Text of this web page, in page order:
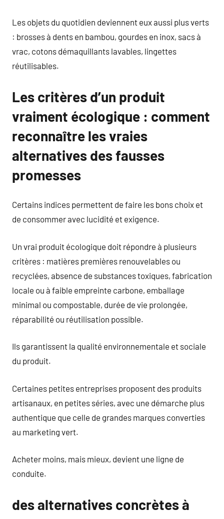
Les objets du quotidien deviennent eux aussi plus verts
: brosses à dents en bambou, gourdes en inox, sacs à
vrac, cotons démaquillants lavables, lingettes
réutilisables.
Les critères d’un produit
vraiment écologique : comment
reconnaître les vraies
alternatives des fausses
promesses
Certains indices permettent de faire les bons choix et
de consommer avec lucidité et exigence.
Un vrai produit écologique doit répondre à plusieurs
critères : matières premières renouvelables ou
recyclées, absence de substances toxiques, fabrication
locale ou à faible empreinte carbone, emballage
minimal ou compostable, durée de vie prolongée,
réparabilité ou réutilisation possible.
Ils garantissent la qualité environnementale et sociale
du produit.
Certaines petites entreprises proposent des produits
artisanaux, en petites séries, avec une démarche plus
authentique que celle de grandes marques converties
au marketing vert.
Acheter moins, mais mieux, devient une ligne de
conduite.
des alternatives concrètes à